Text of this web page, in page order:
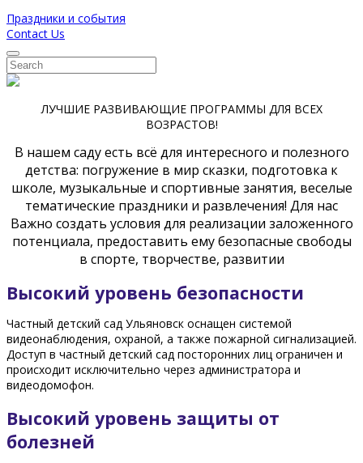
Праздники и события
Contact Us
ЛУЧШИЕ РАЗВИВАЮЩИЕ ПРОГРАММЫ ДЛЯ ВСЕХ
ВОЗРАСТОВ!
В нашем саду есть всё для интересного и полезного
детства: погружение в мир сказки, подготовка к
школе, музыкальные и спортивные занятия, веселые
тематические праздники и развлечения! Для нас
Важно создать условия для реализации заложенного
потенциала, предоставить ему безопасные свободы
в спорте, творчестве, развитии
Высокий уровень безопасности
Частный детский сад Ульяновск оснащен системой
видеонаблюдения, охраной, а также пожарной сигнализацией.
Доступ в частный детский сад посторонних лиц ограничен и
происходит исключительно через администратора и
видеодомофон.
Высокий уровень защиты от
болезней